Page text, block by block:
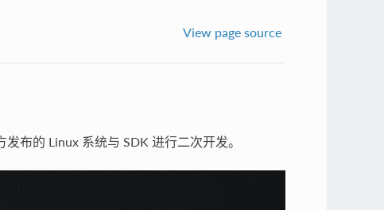
View page source
布的 Linux 系统与 SDK 进行二次开发。